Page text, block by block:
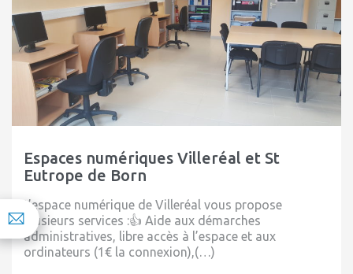
Espaces numériques Villeréal et St
Eutrope de Born
L’espace numérique de Villeréal vous propose
plusieurs services :👍 Aide aux démarches
administratives, libre accès à l’espace et aux
ordinateurs (1€ la connexion),(…)